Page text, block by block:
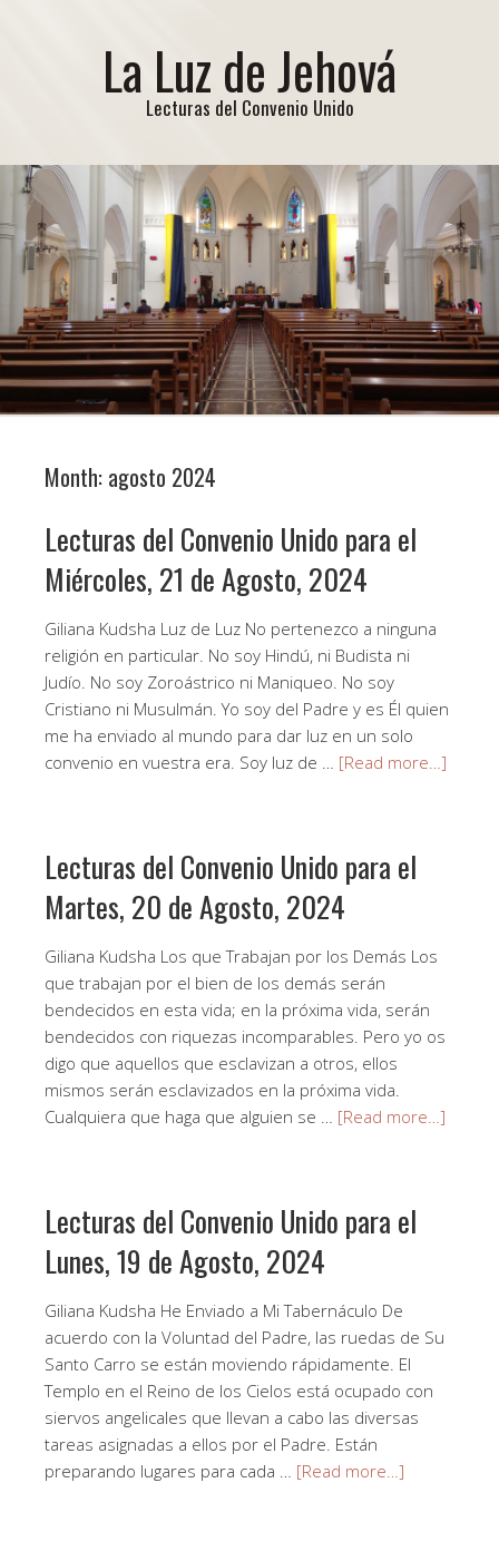
La Luz de Jehová
Lecturas del Convenio Unido
Month: agosto 2024
Lecturas del Convenio Unido para el
Miércoles, 21 de Agosto, 2024
Giliana Kudsha Luz de Luz No pertenezco a ninguna
religión en particular. No soy Hindú, ni Budista ni
Judío. No soy Zoroástrico ni Maniqueo. No soy
Cristiano ni Musulmán. Yo soy del Padre y es Él quien
me ha enviado al mundo para dar luz en un solo
convenio en vuestra era. Soy luz de … [Read more…]
Lecturas del Convenio Unido para el
Martes, 20 de Agosto, 2024
Giliana Kudsha Los que Trabajan por los Demás Los
que trabajan por el bien de los demás serán
bendecidos en esta vida; en la próxima vida, serán
bendecidos con riquezas incomparables. Pero yo os
digo que aquellos que esclavizan a otros, ellos
mismos serán esclavizados en la próxima vida.
Cualquiera que haga que alguien se … [Read more…]
Lecturas del Convenio Unido para el
Lunes, 19 de Agosto, 2024
Giliana Kudsha He Enviado a Mi Tabernáculo De
acuerdo con la Voluntad del Padre, las ruedas de Su
Santo Carro se están moviendo rápidamente. El
Templo en el Reino de los Cielos está ocupado con
siervos angelicales que llevan a cabo las diversas
tareas asignadas a ellos por el Padre. Están
preparando lugares para cada … [Read more…]